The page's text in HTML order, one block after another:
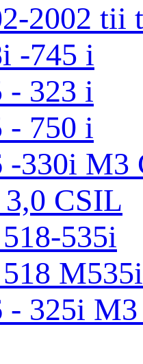
2002 tii
-745 i
- 323 i
- 750 i
-330i M3
CSIL
535i
M535i
- 325i